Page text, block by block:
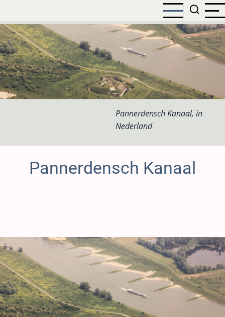
naar
de
inhoud
gaan
Pannerdensch Kanaal, in
Nederland
Pannerdensch Kanaal